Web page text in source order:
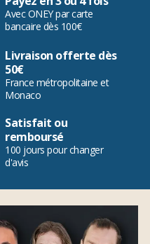
Avec ONEY par carte
bancaire dès 100€
Livraison offerte dès
50€
France métropolitaine et
Monaco
Satisfait ou
remboursé
100 jours pour changer
d'avis